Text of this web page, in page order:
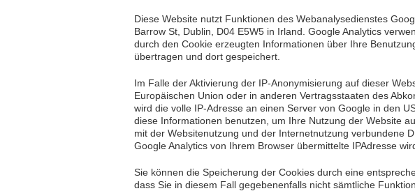
Diese Website nutzt Funktionen des Webanalysedienstes
Barrow St, Dublin, D04 E5W5 in Irland. Google Analytics
durch den Cookie erzeugten Informationen über Ihre
übertragen und dort gespeichert.
Im Falle der Aktivierung der IP-Anonymisierung auf dieser
Europäischen Union oder in anderen Vertragsstaaten des
wird die volle IP-Adresse an einen Server von Google in den
diese Informationen benutzen, um Ihre Nutzung der Website
mit der Websitenutzung und der Internetnutzung verbundene
Google Analytics von Ihrem Browser übermittelte IPAdresse
Sie können die Speicherung der Cookies durch eine
dass Sie in diesem Fall gegebenenfalls nicht sämtliche